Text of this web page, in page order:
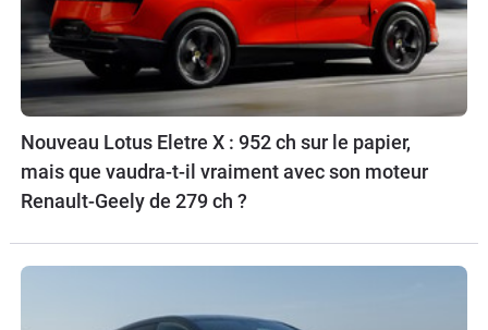
Nouveau Lotus Eletre X : 952 ch sur le papier,
mais que vaudra-t-il vraiment avec son moteur
Renault-Geely de 279 ch ?